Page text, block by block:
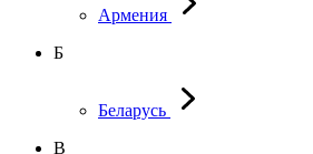
Армения
Б
Беларусь
В